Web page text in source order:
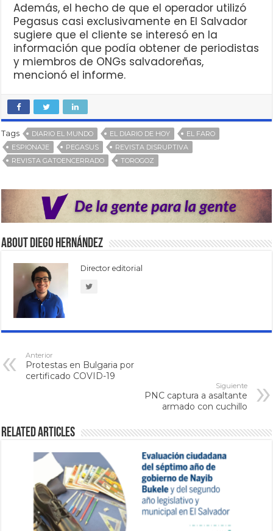
Además, el hecho de que el operador utilizó
Pegasus casi exclusivamente en El Salvador
sugiere que el cliente se interesó en la
información que podía obtener de periodistas
y miembros de ONGs salvadoreñas,
mencionó el informe.
Tags DIARIO EL MUNDO EL DIARIO DE HOY
EL FARO
ESPIONAJE
PEGASUS
REVISTA DISRUPTIVA
REVISTA GATOENCERRADO
TOROGOZ
About Diego Hernández
Director editorial
Anterior
Protestas en Bulgaria por
certificado COVID-19
Siguiente
PNC captura a asaltante
armado con cuchillo
Related Articles